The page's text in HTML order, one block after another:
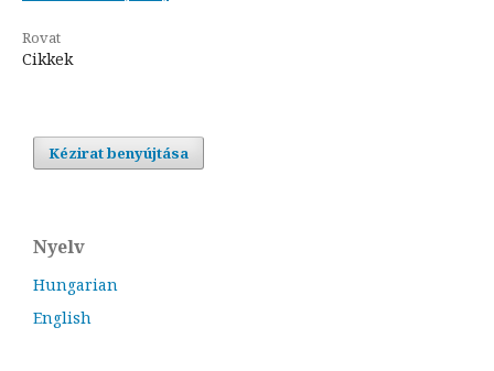
Rovat
Cikkek
Kézirat benyújtása
Nyelv
Hungarian
English